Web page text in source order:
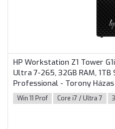
HP Workstation Z1 Tower
Ultra 7-265, 32GB RAM, 1TB
Professional - Torony
garancia
Win 11 Prof Core i7 / Ultra 7